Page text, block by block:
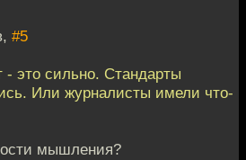
#5
это сильно. Стандарты
Или журналисты имели что-
мышления?